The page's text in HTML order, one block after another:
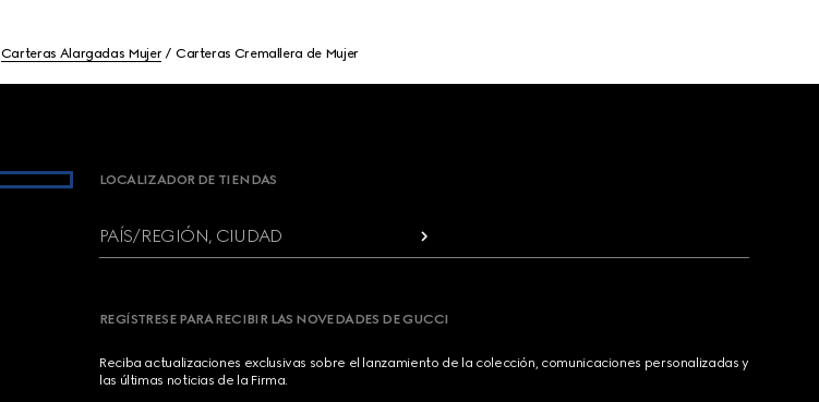
Carteras Alargadas Mujer Carteras Cremallera de Mujer
LOCALIZADOR DE TIENDAS
PAÍS/REGIÓN, CIUDAD
REGÍSTRESE PARA RECIBIR LAS NOVEDADES DE GUCCI
Reciba actualizaciones exclusivas sobre el lanzamiento de la colección, comunicaciones personalizadas y
las últimas noticias de la Firma.